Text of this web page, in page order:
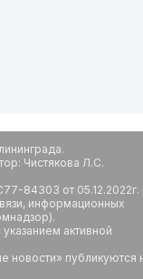
Чистякова Л.С.
84303 от
информационных
активной
новости» публикуются